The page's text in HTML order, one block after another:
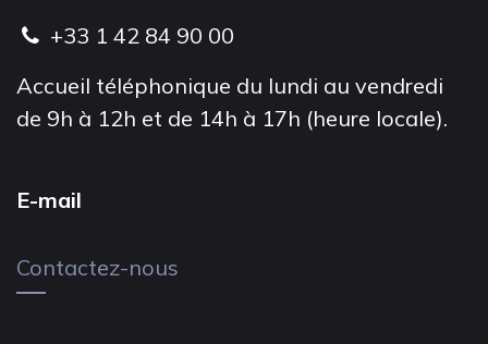
+33 1 42 84 90 00
Accueil téléphonique du lundi au vendredi
de 9h à 12h et de 14h à 17h (heure locale).
E-mail
Contactez-nous